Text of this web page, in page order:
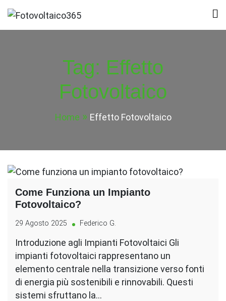
Skip
to
Fotovoltaico365
Impianto a Costo Zero Autofinanziato
Tag: Effetto
Fotovoltaico
Home Effetto Fotovoltaico
Come Funziona un Impianto
Fotovoltaico?
29 Agosto 2025 Federico G.
Introduzione agli Impianti Fotovoltaici Gli
impianti fotovoltaici rappresentano un
elemento centrale nella transizione verso fonti
di energia più sostenibili e rinnovabili. Questi
sistemi sfruttano la…